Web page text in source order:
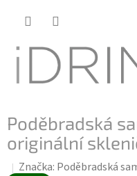
Poděbradská
originální
Značka: Poděbradská